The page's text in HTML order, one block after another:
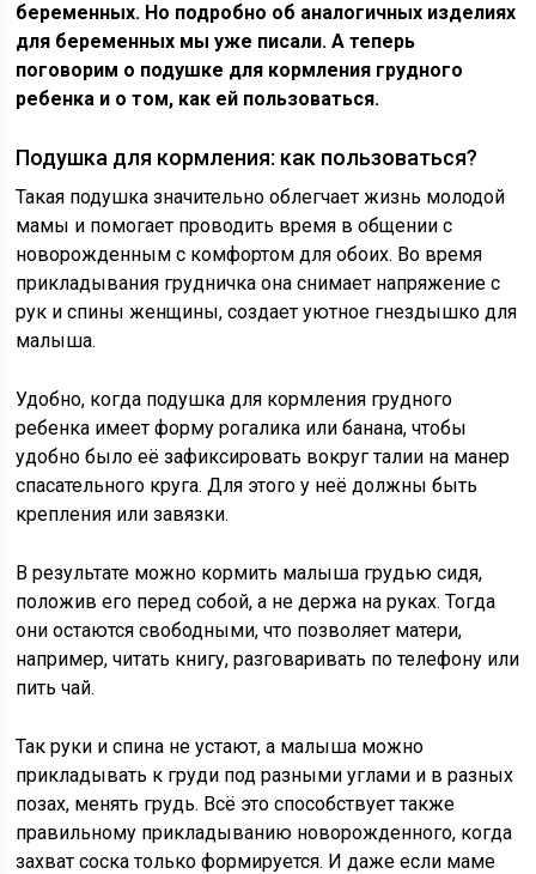
беременных. Но подробно об аналогичных изделиях
для беременных мы уже писали. А теперь
поговорим о подушке для кормления грудного
ребенка и о том, как ей пользоваться.
Подушка для кормления: как пользоваться?
Такая подушка значительно облегчает жизнь молодой
мамы и помогает проводить время в общении с
новорожденным с комфортом для обоих. Во время
прикладывания грудничка она снимает напряжение с
рук и спины женщины, создает уютное гнездышко для
малыша.
Удобно, когда подушка для кормления грудного
ребенка имеет форму рогалика или банана, чтобы
удобно было её зафиксировать вокруг талии на манер
спасательного круга. Для этого у неё должны быть
крепления или завязки.
В результате можно кормить малыша грудью сидя,
положив его перед собой, а не держа на руках. Тогда
они остаются свободными, что позволяет матери,
например, читать книгу, разговаривать по телефону или
пить чай.
Так руки и спина не устают, а малыша можно
прикладывать к груди под разными углами и в разных
позах, менять грудь. Всё это способствует также
правильному прикладыванию новорожденного, когда
захват соска только формируется. И даже если маме